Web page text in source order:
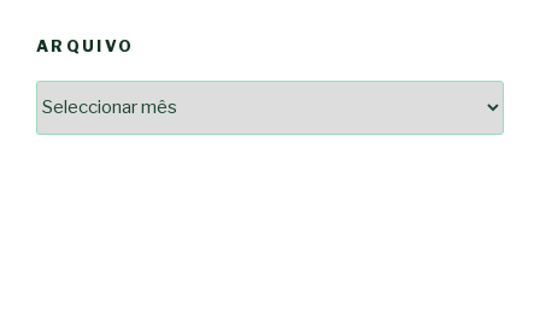
ARQUIVO